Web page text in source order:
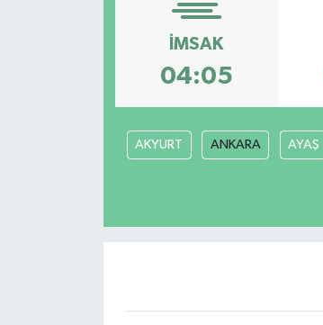
İMSAK
04:05
AKYURT ANKARA AYAŞ